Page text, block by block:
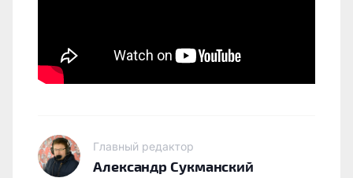
Главный редактор
Александр Сукманский